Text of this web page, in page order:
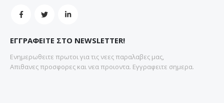
ΕΓΓΡΑΦΕΙΤΕ ΣΤΟ NEWSLETTER!
Ενημερωθειτε πρωτοι για τις νεες παραλαβες μας,
Απιθανες προσφορες και νεα προιοντα. Εγγραφειτε σημερα.